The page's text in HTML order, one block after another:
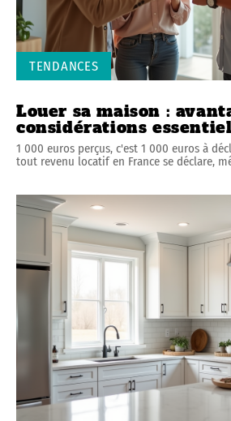
TENDANCES
Louer sa maison :
considérations
1 000 euros perçus, c'est 1 000 euros à
tout revenu locatif en France se déclare,